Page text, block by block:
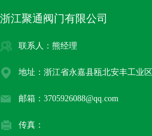
浙江聚通阀门有限公司
联系人：熊经理
地址：浙江省永嘉县瓯北安丰工业区
邮箱：3705926088@qq.com
传真：